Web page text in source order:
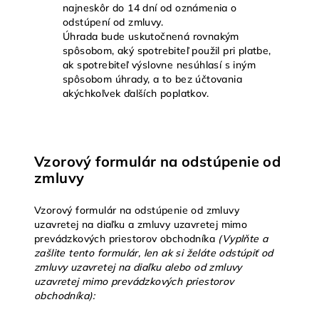
najneskôr do 14 dní od oznámenia o
odstúpení od zmluvy.
Úhrada bude uskutočnená rovnakým
spôsobom, aký spotrebiteľ použil pri platbe,
ak spotrebiteľ výslovne nesúhlasí s iným
spôsobom úhrady, a to bez účtovania
akýchkoľvek ďalších poplatkov.
Vzorový formulár na odstúpenie od
zmluvy
Vzorový formulár na odstúpenie od zmluvy
uzavretej na diaľku a zmluvy uzavretej mimo
prevádzkových priestorov obchodníka (Vyplňte a
zašlite tento formulár, len ak si želáte odstúpiť od
zmluvy uzavretej na diaľku alebo od zmluvy
uzavretej mimo prevádzkových priestorov
obchodníka):